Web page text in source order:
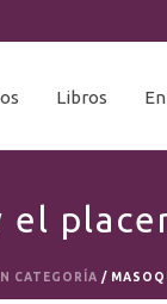
Libros
el
CATEGORÍA /